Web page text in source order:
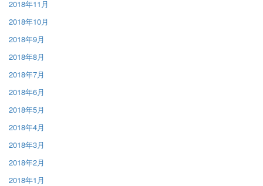
2018年11月
2018年10月
2018年9月
2018年8月
2018年7月
2018年6月
2018年5月
2018年4月
2018年3月
2018年2月
2018年1月